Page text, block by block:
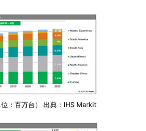
：百万台） 出典：IHS Markit